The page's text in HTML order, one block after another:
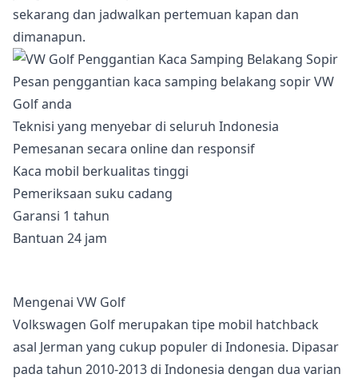
sekarang dan jadwalkan pertemuan kapan dan
dimanapun.
Pesan penggantian kaca samping belakang sopir VW
Golf anda
Teknisi yang menyebar di seluruh Indonesia
Pemesanan secara online dan responsif
Kaca mobil berkualitas tinggi
Pemeriksaan suku cadang
Garansi 1 tahun
Bantuan 24 jam
Mengenai VW Golf
Volkswagen Golf merupakan tipe mobil hatchback
asal Jerman yang cukup populer di Indonesia. Dipasar
pada tahun 2010-2013 di Indonesia dengan dua varian